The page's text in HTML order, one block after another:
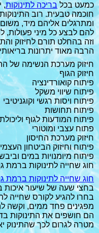
כמעט בכל בריכה לתינוקות,
חוכמה טבעית. רוב
ומתרגלים אליהם מיד,
להם לבצע כל מיני פעולות,
וזה בהחלט תורם לחיזוק
הרבה מאוד יתרונות
חיזוק מערכת הנשימה של
חיזוק הגוף
פיתוח קואורדינציה
פיתוח שיווי משקל
פיתוח ויסות רגשי וקוגניטיבי
פיתוח תחושות
פיתוח המודעות לגוף
פתוח עצבי ומוטורי
חיזוק מערכת החיסון
פיתוח וחיזוק הביטחון העצמי
פיתוח מיומנויות במים
חוג שחייה לתינוקות ברמת
חוג שחייה לתינוקות ברמת
בחצי שעה של שיעור איכות
בחרו להגיע לקורס שחייה
מפגינים פחד ממים, וקשה
הם חושפים את התינוקות
מטרה לגרום לכך שהתינוק